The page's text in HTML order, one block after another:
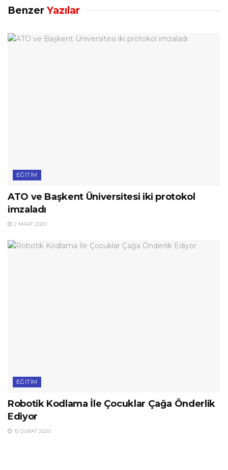
Benzer Yazılar
EĞITIM
ATO ve Başkent Üniversitesi iki protokol
imzaladı
2 MART 2020
EĞITIM
Robotik Kodlama İle Çocuklar Çağa Önderlik
Ediyor
10 ŞUBAT 2020